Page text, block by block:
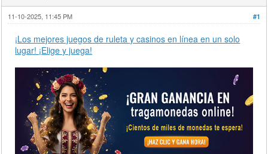
#1
11-10-2025, 11:45 PM
¡Los mejores juegos de ruleta y casinos en línea en un solo
lugar! ¡Elige y juega!